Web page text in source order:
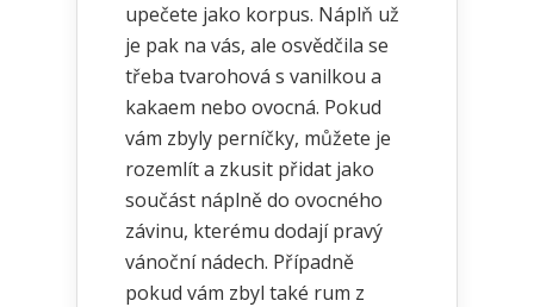
upečete jako korpus. Náplň už
je pak na vás, ale osvědčila se
třeba tvarohová s vanilkou a
kakaem nebo ovocná. Pokud
vám zbyly perníčky, můžete je
rozemlít a zkusit přidat jako
součást náplně do ovocného
závinu, kterému dodají pravý
vánoční nádech. Případně
pokud vám zbyl také rum z